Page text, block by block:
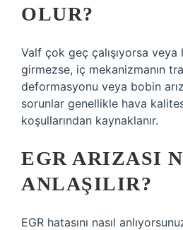
OLUR?
Valf çok geç çalışıyorsa
girmezse, iç mekanizmanın
deformasyonu veya bobin
sorunlar genellikle hava
koşullarından kaynaklanır.
EGR ARIZASI
ANLAŞILIR?
EGR hatasını nasıl